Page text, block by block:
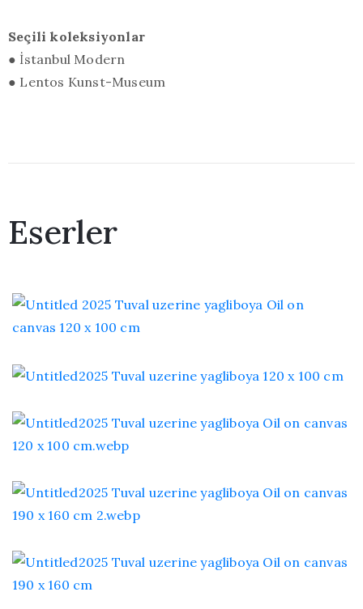
Seçili koleksiyonlar
● İstanbul Modern
● Lentos Kunst-Museum
Eserler